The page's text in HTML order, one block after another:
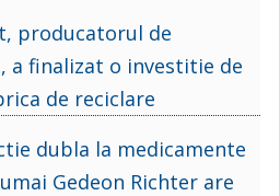
producatorul de
a finalizat o investitie de
de reciclare
dubla la medicamente
Gedeon Richter are